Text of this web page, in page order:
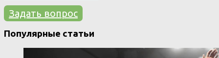
Задать вопрос
Популярные статьи